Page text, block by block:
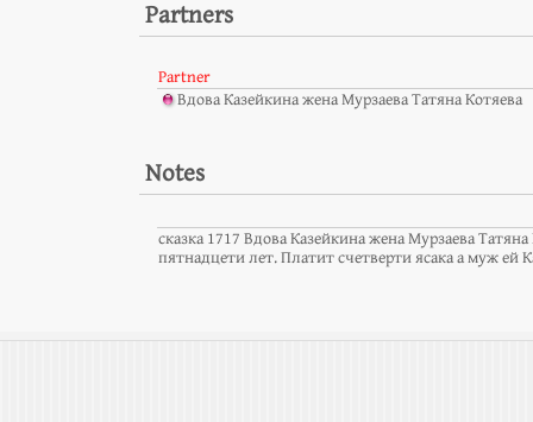
Partners
Partner
Вдова Казейкина жена Мурзаева Татяна Котяева
Notes
сказка 1717 Вдова Казейкина жена Мурзаева
пятнадцети лет. Платит счетверти ясака а муж ей